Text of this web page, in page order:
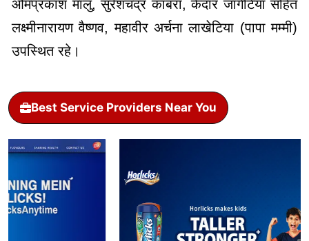
ओमप्रकाश मालु, सुरेशचंद्र काबरा, केदार जागेटिया सहित
लक्ष्मीनारायण वैष्णव, महावीर अर्चना लाखेटिया (पापा मम्मी)
उपस्थित रहे।
Best Service Providers Near You